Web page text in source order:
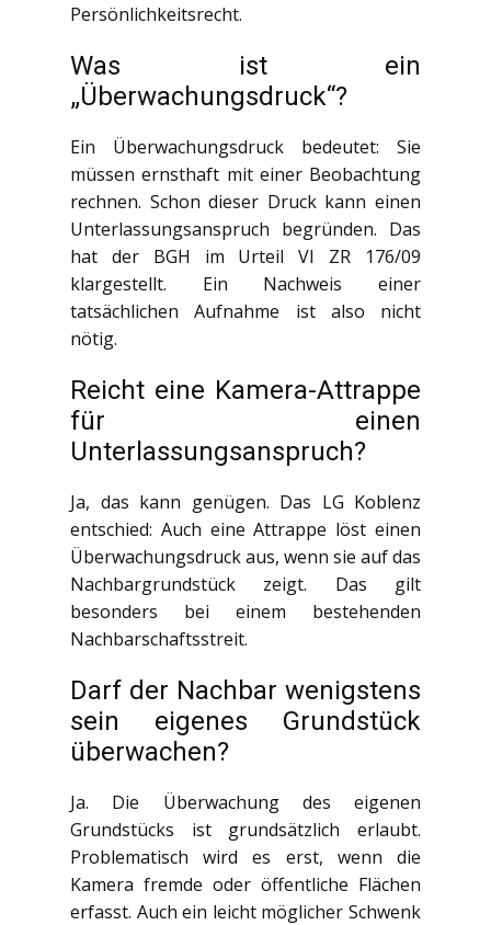
Persönlichkeitsrecht.
Was ist ein
„Überwachungsdruck“?
Ein Überwachungsdruck bedeutet: Sie
müssen ernsthaft mit einer Beobachtung
rechnen. Schon dieser Druck kann einen
Unterlassungsanspruch begründen. Das
hat der BGH im Urteil VI ZR 176/09
klargestellt. Ein Nachweis einer
tatsächlichen Aufnahme ist also nicht
nötig.
Reicht eine Kamera-Attrappe
für einen
Unterlassungsanspruch?
Ja, das kann genügen. Das LG Koblenz
entschied: Auch eine Attrappe löst einen
Überwachungsdruck aus, wenn sie auf das
Nachbargrundstück zeigt. Das gilt
besonders bei einem bestehenden
Nachbarschaftsstreit.
Darf der Nachbar wenigstens
sein eigenes Grundstück
überwachen?
Ja. Die Überwachung des eigenen
Grundstücks ist grundsätzlich erlaubt.
Problematisch wird es erst, wenn die
Kamera fremde oder öffentliche Flächen
erfasst. Auch ein leicht möglicher Schwenk